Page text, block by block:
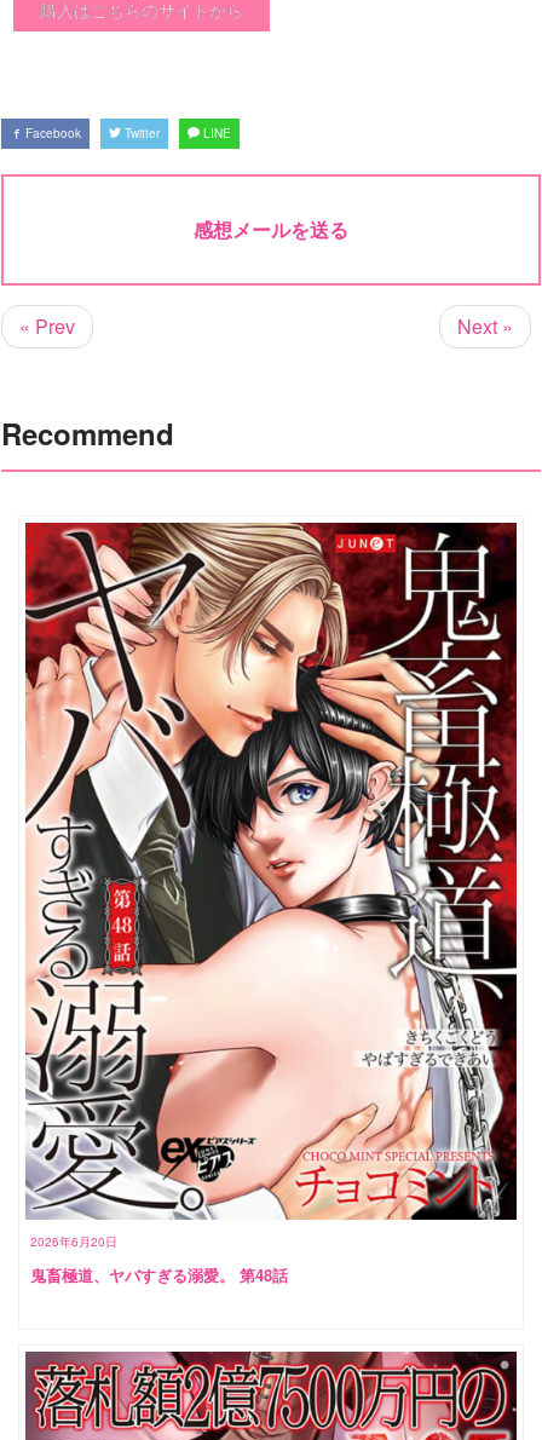
購入はこちらのサイトから
Facebook Twitter LINE
感想メールを送る
« Prev Next »
Recommend
2026年6月20日
鬼畜極道、ヤバすぎる溺愛。 第48話